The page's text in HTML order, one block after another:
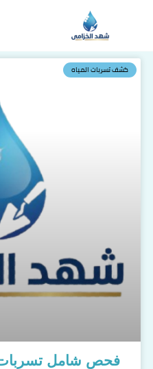
كشف تسربات المياه
فحص شامل تسربات